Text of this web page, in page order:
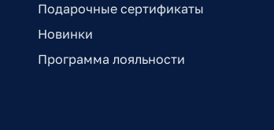
Подарочные сертификаты
Новинки
Программа лояльности